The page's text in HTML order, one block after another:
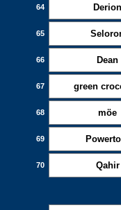
64 Derion
65
66 Dean
67 green
68 möe
69
70 Qahir